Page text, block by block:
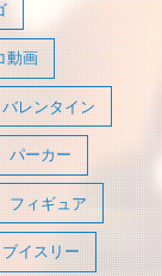
動画
バレンタイン
パーカー
フィギュア
ブイスリー